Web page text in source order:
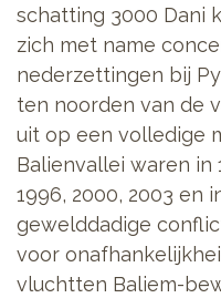
schatting 3000 Dani
zich met name
nederzettingen bij
ten noorden van de
uit op een volledige
Balienvallei waren in
1996, 2000, 2003 en
gewelddadige
voor
vluchtten Baliem-